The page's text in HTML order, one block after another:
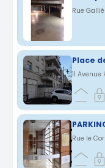
11